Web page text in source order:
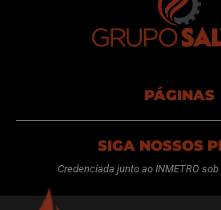
PÁGINAS
SIGA NOSSOS
Credenciada junto ao INMETRO